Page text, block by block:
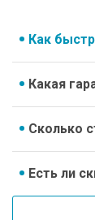
Как
Какая
Сколько
Есть ли